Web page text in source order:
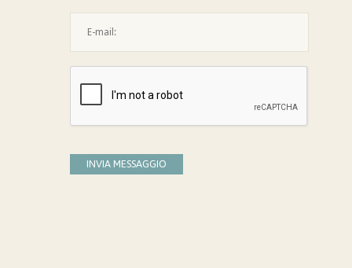
INVIA MESSAGGIO